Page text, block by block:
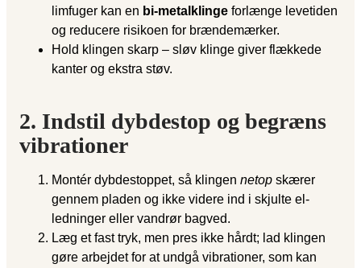
limfuger kan en bi-metalklinge forlænge levetiden
og reducere risikoen for brændemærker.
Hold klingen skarp – sløv klinge giver flækkede
kanter og ekstra støv.
2. Indstil dybdestop og begræns
vibrationer
Montér dybdestoppet, så klingen netop skærer
gennem pladen og ikke videre ind i skjulte el-
ledninger eller vandrør bagved.
Læg et fast tryk, men pres ikke hårdt; lad klingen
gøre arbejdet for at undgå vibrationer, som kan